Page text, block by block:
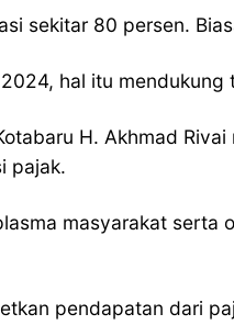
sekitar 80 persen.
hal itu
H. Akhmad
pajak.
masyarakat
pendapatan dari